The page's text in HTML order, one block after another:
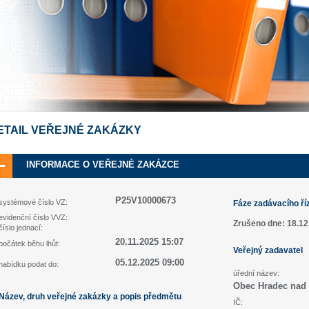
VEŘEJNÉ ZAKÁZKY
INFORMACE O VEŘEJNÉ ZAKÁZCE
číslo VZ: P25V10000673
číslo VVZ:
jednací:
běhu lhůt:
20.11.2025 15:07
podat do: 05.12.2025 09:00
druh veřejné zakázky a popis předmětu
Fáze zadávacího
Zrušeno dne:
Veřejný zadavatel
úřední název:
Obec Hradec
IČ: